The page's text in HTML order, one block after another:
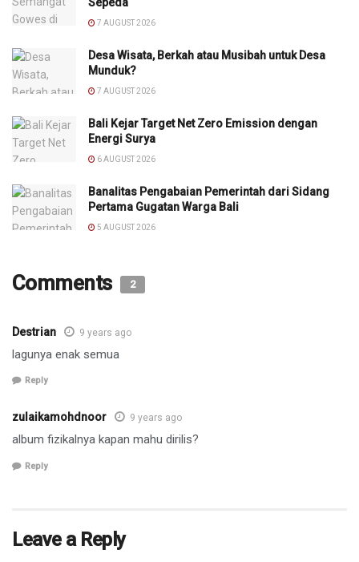
7 AUGUST 2026
Desa Wisata, Berkah atau Musibah untuk Desa
Munduk?
7 AUGUST 2026
Bali Kejar Target Net Zero Emission dengan
Energi Surya
6 AUGUST 2026
Banalitas Pengabaian Pemerintah dari Sidang
Pertama Gugatan Warga Bali
5 AUGUST 2026
Comments 2
Destrian 9 years ago
lagunya enak semua
Reply
zulaikamohdnoor 9 years ago
album fizikalnya kapan mahu dirilis?
Reply
Leave a Reply